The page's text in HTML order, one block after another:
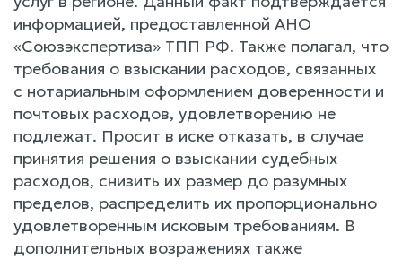
информацией, предоставленной АНО
«Союзэкспертиза» ТПП РФ. Также полагал, что
требования о взыскании расходов, связанных
с нотариальным оформлением доверенности и
почтовых расходов, удовлетворению не
подлежат. Просит в иске отказать, в случае
принятия решения о взыскании судебных
расходов, снизить их размер до разумных
пределов, распределить их пропорционально
удовлетворенным исковым требованиям. В
дополнительных возражениях также